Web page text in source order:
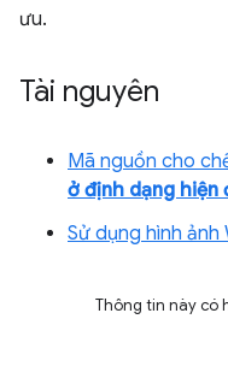
ưu.
Tài nguyên
Mã nguồn cho
ở định dạng hiện
Sử dụng hình ảnh
Thông tin này có